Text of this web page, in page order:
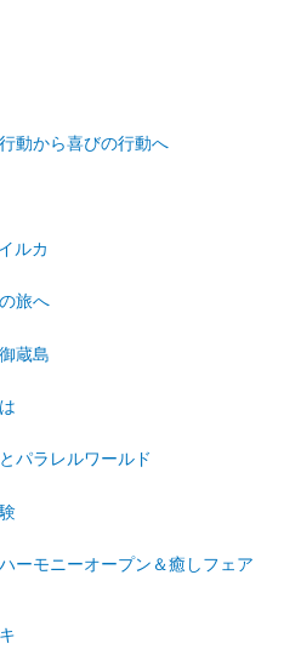
動から喜びの行動へ
ルカ
旅へ
蔵島
パラレルワールド
ーモニーオープン＆癒しフェア